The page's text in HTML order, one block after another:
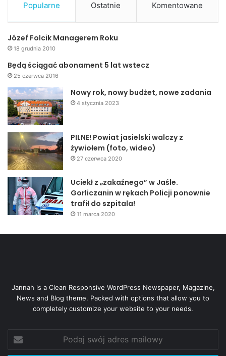
Popularne Ostatnie Komentowane
Józef Folcik Managerem Roku
18 grudnia 2010
Będą ściągać abonament 5 lat wstecz
25 czerwca 2016
Nowy rok, nowy budżet, nowe zadania
4 stycznia 2023
PILNE! Powiat jasielski walczy z
żywiołem (foto, wideo)
27 czerwca 2020
Uciekł z „zakaźnego” w Jaśle.
Gorliczanin w rękach Policji ponownie
trafił do szpitala!
11 marca 2020
Jannah is a Clean Responsive WordPress Newspaper, Magazine,
News and Blog theme. Packed with options that allow you to
completely customize your website to your needs.
swój